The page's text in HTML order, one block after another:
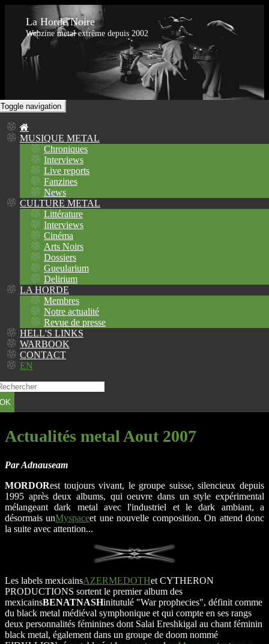
La Horde Noire
Webzine metal extrême depuis 2002
Toggle navigation
MUSIQUE METAL
Chroniques
Interviews
Live reports
Fanzines
News
CULTURE METAL
Littérature
Interviews
Cinéma
Arts Noirs
Dossiers
Gueularium
Delirium
LA HORDE
Membres
Notre actualité
Revue de presse
HELL'S LINKS
WARBOOK
CONTACT
EN
OK
Actualités metal Aout 2007
Par Adnauseam
MORDORest toujours vivant, le groupe suisse, silencieux depuis
1995 après deux albums, qui oeuvre dans un style expérimental
mélangeant dark metal avec l'industriel et le dark ambiant, a
désormais unMyspaceet une nouvelle composition. On attend donc
la suite avec attention...
Les labels mexicainsAZERMEDOTHet CYTHERON
PRODUCTIONS sortent le premier album des
mexicainsBENATNASHinitutulé "War prophecies", définit comme
du black metal médiéval symphonique et qui compte en ses rangs
deux personnalités féminines dont Salai Ereshkigal au chant féminin
black metal, également dans un groupe de doom nommé